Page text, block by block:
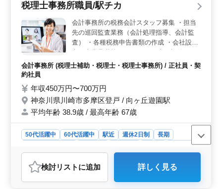
た給与＆福利厚生＞ 年収400万円〜500万円で、通勤手
当を全額支給いたします。また、賞与、退職金制度があ
ります。安心して長く働ける環境が整っています。
税理士事務所職員/駅チカ
会計事務所の税務会計スタッフ募集 ・担当
先の巡回監査業務（会計処理指導、会計監
査） ・各種税務申告書類の作成 ・会社設
交通費実費支給（上限無し） ＊残業少なめ
て勤務可能です。
会計事務所 (税理士補助・税理士・税理士事務所) / 正社員・契
約社員
年収450万円〜700万円
神奈川県川崎市多摩区登戸 / 向ヶ丘遊園駅
平均年齢 38.9歳 / 最高年齢 67歳
50代活躍中 60代活躍中 駅近 週休2日制
長期
契約社員
おすすめポイント
＜駅チカで働きやすい環境＞ 向ヶ丘遊園駅から近く通
検討リスト に追加 詳しく見る